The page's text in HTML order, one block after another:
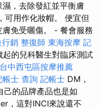
，去除發紅並平衡膚
可用作化妝帽。 便宜但
免受曬傷。 - 餐會服務
行銷 整復師 東海按摩 記
起的兒科醫生對臨床測試
台中西屯區按摩推薦
帳士 查詢 記帳士 DM，
的品牌產品也是如
，這對INCI來說還不